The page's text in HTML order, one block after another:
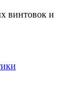
винтовок и